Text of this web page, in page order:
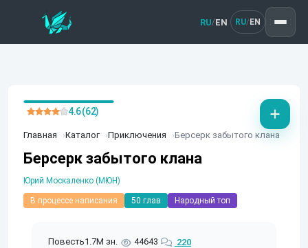
RU/EN RU/ EN
Главная Каталог Приключения Берсерк забытого клана
Берсерк забытого клана
Юрий Москаленко (МЮН)
В процессе написания 50 глав Народный топ
Повесть1.7M зн. 44643
220
4.6 (62)